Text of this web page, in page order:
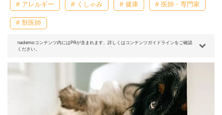
# アレルギー # くしゃみ # 健康 # 医師・専門家
# 獣医師
nademoコンテンツ内にはPRが含まれます。詳しくはコンテンツガイドラインをご確認
ください。